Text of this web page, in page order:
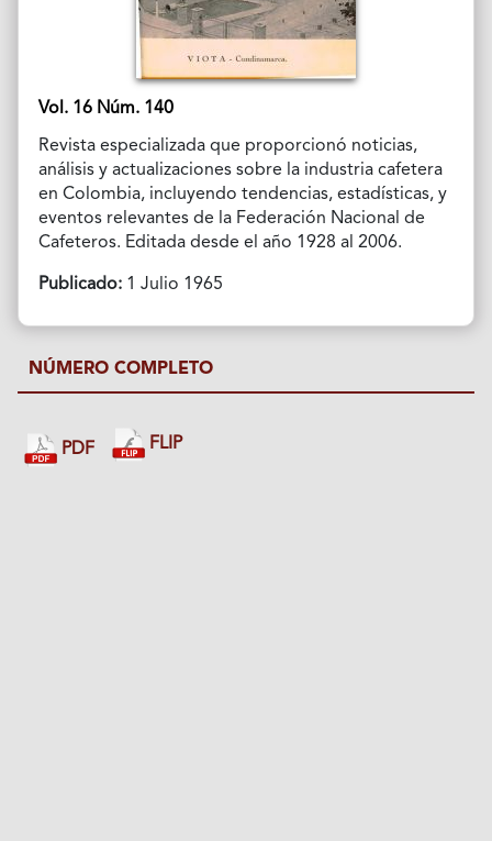
Vol. 16 Núm. 140
Revista especializada que proporcionó noticias,
análisis y actualizaciones sobre la industria cafetera
en Colombia, incluyendo tendencias, estadísticas, y
eventos relevantes de la Federación Nacional de
Cafeteros. Editada desde el año 1928 al 2006.
Publicado:1 Julio 1965
NÚMERO COMPLETO
PDF FLIP